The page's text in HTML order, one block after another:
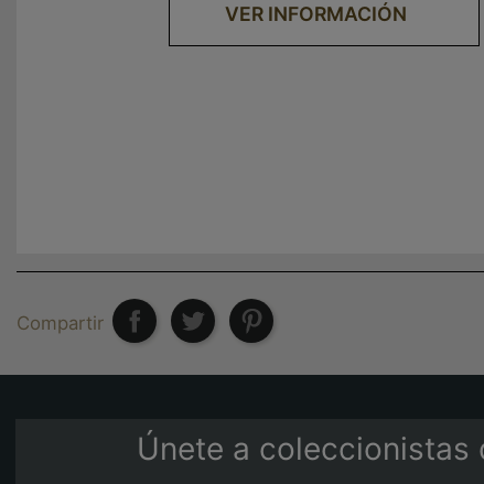
VER INFORMACIÓN
Compartir
Únete a coleccionistas